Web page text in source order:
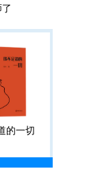
的一切